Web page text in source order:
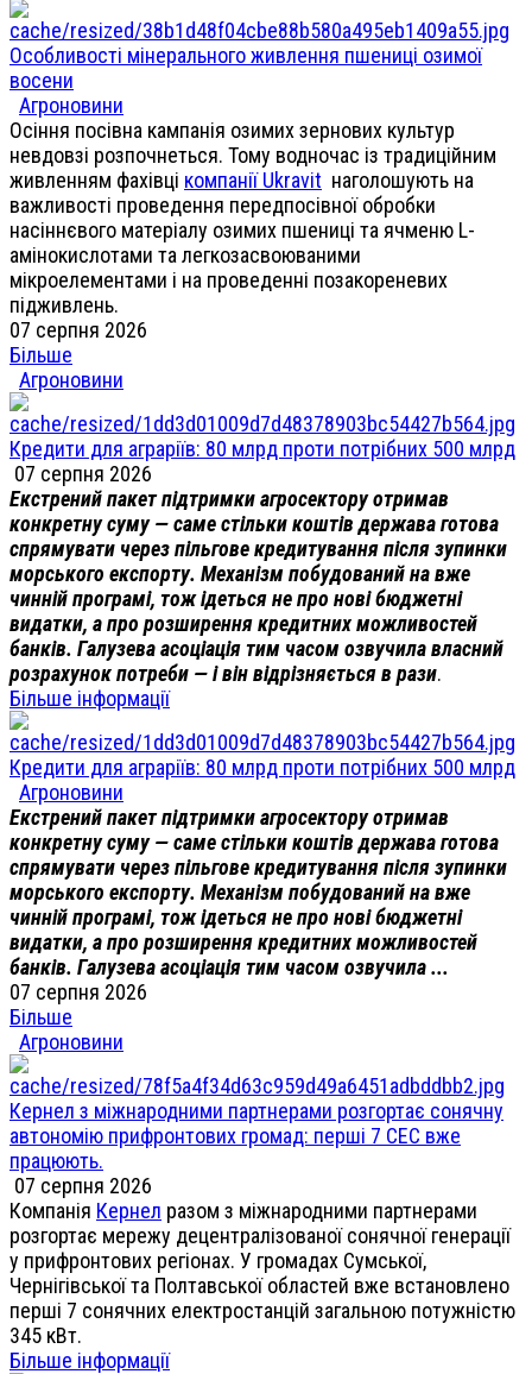
Особливості мінерального живлення пшениці озимої
восени
Агроновини
Осіння посівна кампанія озимих зернових культур
невдовзі розпочнеться. Тому водночас із традиційним
живленням фахівці компанії Ukravit наголошують на
важливості проведення передпосівної обробки
насіннєвого матеріалу озимих пшениці та ячменю L-
амінокислотами та легкозасвоюваними
мікроелементами і на проведенні позакореневих
підживлень.
07 серпня 2026
Більше
Агроновини
Кредити для аграріїв: 80 млрд проти потрібних 500 млрд
07 серпня 2026
Екстрений пакет підтримки агросектору отримав
конкретну суму — саме стільки коштів держава готова
спрямувати через пільгове кредитування після зупинки
морського експорту. Механізм побудований на вже
чинній програмі, тож ідеться не про нові бюджетні
видатки, а про розширення кредитних можливостей
банків. Галузева асоціація тим часом озвучила власний
розрахунок потреби — і він відрізняється в рази.
Більше інформації
Кредити для аграріїв: 80 млрд проти потрібних 500 млрд
Агроновини
Екстрений пакет підтримки агросектору отримав
конкретну суму — саме стільки коштів держава готова
спрямувати через пільгове кредитування після зупинки
морського експорту. Механізм побудований на вже
чинній програмі, тож ідеться не про нові бюджетні
видатки, а про розширення кредитних можливостей
банків. Галузева асоціація тим часом озвучила ...
07 серпня 2026
Більше
Агроновини
Кернел з міжнародними партнерами розгортає сонячну
автономію прифронтових громад: перші 7 СЕС вже
працюють.
07 серпня 2026
Компанія Кернел разом з міжнародними партнерами
розгортає мережу децентралізованої сонячної генерації
у прифронтових регіонах. У громадах Сумської,
Чернігівської та Полтавської областей вже встановлено
перші 7 сонячних електростанцій загальною потужністю
345 кВт.
Більше інформації